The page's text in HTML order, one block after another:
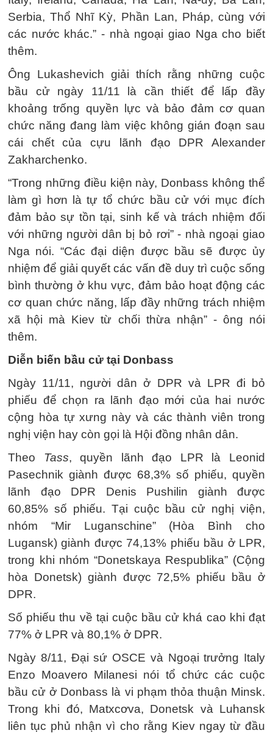
Serbia, Thổ Nhĩ Kỳ, Phần Lan, Pháp, cùng với
các nước khác.” - nhà ngoại giao Nga cho biết
thêm.
Ông Lukashevich giải thích rằng những cuộc
bầu cử ngày 11/11 là cần thiết để lấp đầy
khoảng trống quyền lực và bảo đảm cơ quan
chức năng đang làm việc không gián đoạn sau
cái chết của cựu lãnh đạo DPR Alexander
Zakharchenko.
“Trong những điều kiện này, Donbass không thể
làm gì hơn là tự tổ chức bầu cử với mục đích
đảm bảo sự tồn tại, sinh kế và trách nhiệm đối
với những người dân bị bỏ rơi” - nhà ngoại giao
Nga nói. “Các đại diện được bầu sẽ được ủy
nhiệm để giải quyết các vấn đề duy trì cuộc sống
bình thường ở khu vực, đảm bảo hoạt động các
cơ quan chức năng, lấp đầy những trách nhiệm
xã hội mà Kiev từ chối thừa nhận” - ông nói
thêm.
Diễn biến bầu cử tại Donbass
Ngày 11/11, người dân ở DPR và LPR đi bỏ
phiếu để chọn ra lãnh đạo mới của hai nước
cộng hòa tự xưng này và các thành viên trong
nghị viện hay còn gọi là Hội đồng nhân dân.
Theo Tass, quyền lãnh đạo LPR là Leonid
Pasechnik giành được 68,3% số phiếu, quyền
lãnh đạo DPR Denis Pushilin giành được
60,85% số phiếu. Tại cuộc bầu cử nghị viện,
nhóm “Mir Luganschine” (Hòa Bình cho
Lugansk) giành được 74,13% phiếu bầu ở LPR,
trong khi nhóm “Donetskaya Respublika” (Cộng
hòa Donetsk) giành được 72,5% phiếu bầu ở
DPR.
Số phiếu thu về tại cuộc bầu cử khá cao khi đạt
77% ở LPR và 80,1% ở DPR.
Ngày 8/11, Đại sứ OSCE và Ngoại trưởng Italy
Enzo Moavero Milanesi nói tổ chức các cuộc
bầu cử ở Donbass là vi phạm thỏa thuận Minsk.
Trong khi đó, Matxcơva, Donetsk và Luhansk
liên tục phủ nhận vì cho rằng Kiev ngay từ đầu